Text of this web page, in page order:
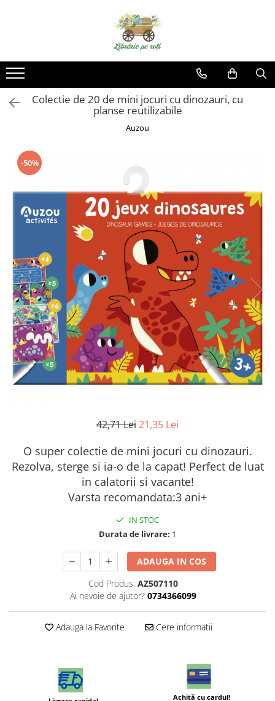
Colectie de 20 de mini jocuri cu dinozauri, cu
planse reutilizabile
Auzou
-50%
42,71 Lei21,35 Lei
O super colectie de mini jocuri cu dinozauri.
Rezolva, sterge si ia-o de la capat! Perfect de luat
in calatorii si vacante!
Varsta recomandata:3 ani+
IN STOC
Durata de livrare: 1
ADAUGA IN COS
Cod Produs: AZ507110
Ai nevoie de ajutor? 0734366099
Adauga la Favorite Cere informatii
Achită cu cardul!